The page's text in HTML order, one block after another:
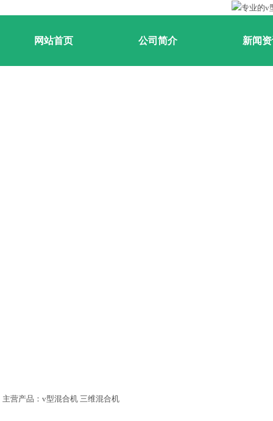
网站首页 公司简介 新闻
主营产品：v型混合机 三维混合机